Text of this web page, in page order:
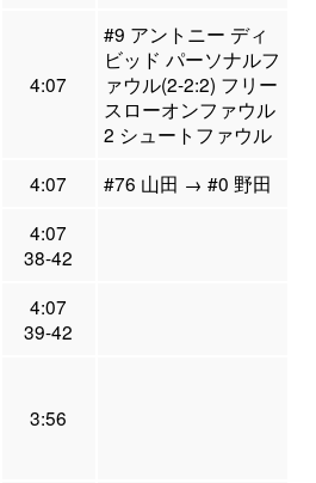
4:07
#9 アントニー ディ
ビッド パーソナルフ
ァウル(2-2:2) フリー
スローオンファウル
2 シュートファウル
4:07
#76 山田 → #0 野田
4:07
38-42
4:07
39-42
3:56